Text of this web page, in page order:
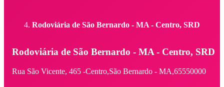
Rodoviária de São Bernardo - MA - Centro, SRD
Rodoviária de São Bernardo - MA - Centro, SRD
Rua São Vicente, 465 -Centro,São Bernardo - MA,65550000